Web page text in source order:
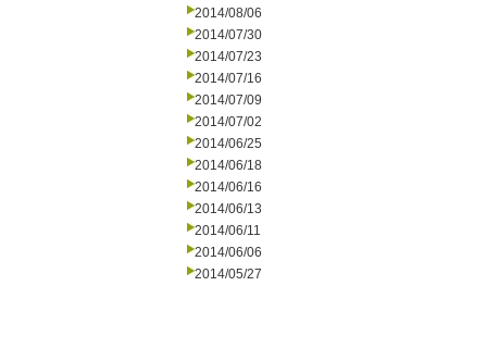
2014/08/06
2014/07/30
2014/07/23
2014/07/16
2014/07/09
2014/07/02
2014/06/25
2014/06/18
2014/06/16
2014/06/13
2014/06/11
2014/06/06
2014/05/27